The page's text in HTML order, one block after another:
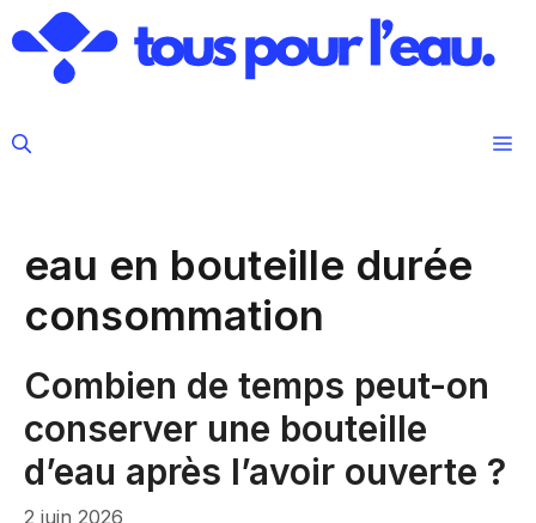
au
contenu
eau en bouteille durée
consommation
Combien de temps peut-on
conserver une bouteille
d’eau après l’avoir ouverte ?
2 juin 2026